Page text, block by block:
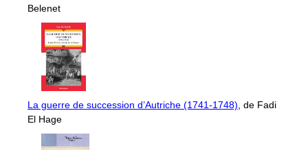
Belenet
La guerre de succession d’Autriche (1741-1748) , de Fadi
El Hage